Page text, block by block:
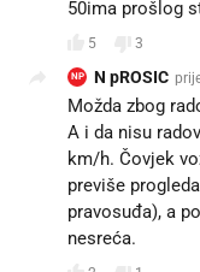
50ima prošlog
5 3
NP N pROSIC
Možda zbog
A i da nisu
km/h. Čovjek
previše
pravosuđa), a
nesreća.